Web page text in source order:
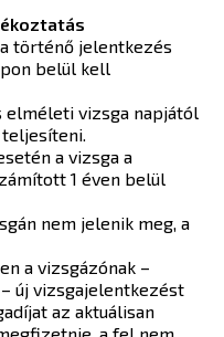
történő jelentkezés
belül kell
vizsga napjától
a vizsga a
1 éven belül
nem jelenik meg, a
a vizsgázónak –
új vizsgajelentkezést
az aktuálisan